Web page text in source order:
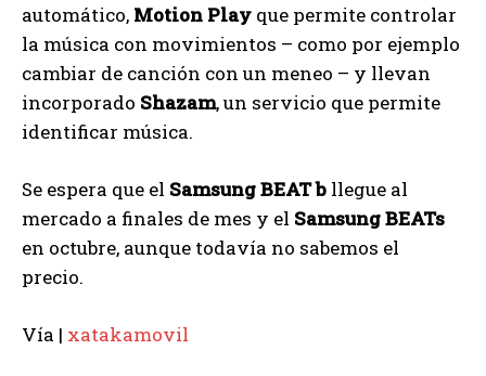
automático, Motion Play que permite controlar
la música con movimientos – como por ejemplo
cambiar de canción con un meneo – y llevan
incorporado Shazam, un servicio que permite
identificar música.
Se espera que el Samsung BEAT b llegue al
mercado a finales de mes y el Samsung BEATs
en octubre, aunque todavía no sabemos el
precio.
Vía | xatakamovil